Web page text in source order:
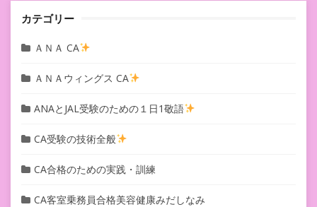
カテゴリー
ＡＮＡ CA
ＡＮＡウィングス CA
ANAとJAL受験のための１日1敬語
CA受験の技術全般
CA合格のための実践・訓練
CA客室乗務員合格美容健康みだしなみ